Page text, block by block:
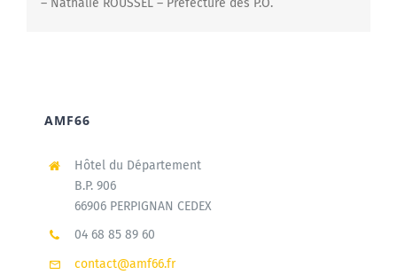
– Nathalie ROUSSEL – Préfecture des P.O.
AMF66
Hôtel du Département
B.P. 906
66906 PERPIGNAN CEDEX
04 68 85 89 60
contact@amf66.fr